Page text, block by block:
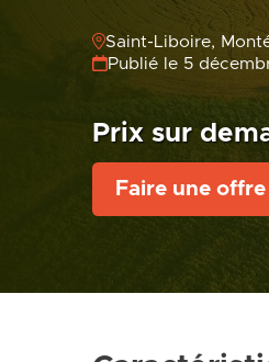
Saint-Liboire,
Publié le 5
Prix sur
Faire une offre